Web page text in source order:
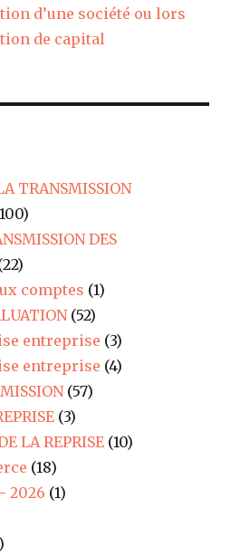
d’une société ou lors
de capital
TRANSMISSION
DES
comptes (1)
(52)
entreprise (3)
entreprise (4)
(57)
(3)
LA REPRISE (10)
(18)
2026 (1)